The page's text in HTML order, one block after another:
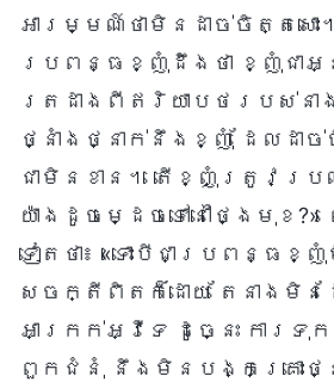
អារម្មណ៍ថាមិនដាច់ចិត្តសោះ។
ប្រពន្ធខ្ញុំដឹងថា ខ្ញុំជាអ្
ត្រដាងពីឥរិយាបថរបស់នាង
ថ្នាំងថ្នាក់នឹងខ្ញុំ ដែលដាច់
ជាមិនខាន។ តើខ្ញុំត្រូវប្
យ៉ាងដូចម្ដេចទៅនៅថ្ងៃមុខ?»
ទៀតថា៖ «ទោះបីជាប្រពន្ធខ្
សេចក្តីពិតក៏ដោយ តែនាងមិនដ
អាក្រក់អ្វីទេ ដូច្នេះ ការទុ
ពួកជំនុំ នឹងមិនបង្កគ្រោះថ្ន